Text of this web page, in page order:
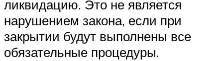
ликвидацию. Это не является
нарушением закона, если при
закрытии будут выполнены все
обязательные процедуры.